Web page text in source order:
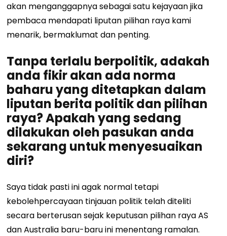
akan menganggapnya sebagai satu kejayaan jika
pembaca mendapati liputan pilihan raya kami
menarik, bermaklumat dan penting.
Tanpa terlalu berpolitik, adakah
anda fikir akan ada norma
baharu yang ditetapkan dalam
liputan berita politik dan pilihan
raya? Apakah yang sedang
dilakukan oleh pasukan anda
sekarang untuk menyesuaikan
diri?
Saya tidak pasti ini agak normal tetapi
kebolehpercayaan tinjauan politik telah diteliti
secara berterusan sejak keputusan pilihan raya AS
dan Australia baru-baru ini menentang ramalan.